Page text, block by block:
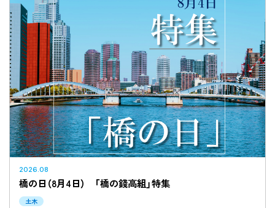
北海道 関東 中部
近畿 九州・沖縄
掲載年から探す
2021年以降 2016～2020年 2011～2015年
2010年以前
設計施工
2026.08
橋の日（8月4日） 「橋の錢高組」特集
土木